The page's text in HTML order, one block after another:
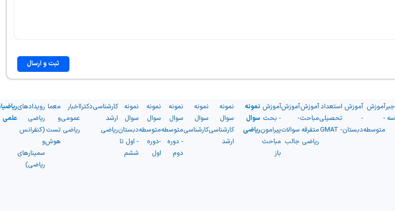
ثبت و ارسال
جبر
سه
آموزش
-
متوسطه
آموزش
-
دبستان
استعداد
تحصیلی
- GMAT
آموزش
مباحث
متفرقه
ریاضی
آموزش
-
سوالات
جالب
آموزش
- بحث
پیرامون
مباحث
باز
نمونه
سوال
ریاضی
نمونه
سوال
کارشناسی
ارشد
نمونه
سوال
کارشناسی
نمونه
سوال
متوسطه
- دوره
دوم
نمونه
سوال
متوسطه
-دوره
اول
نمونه
سوال
دبستان
- اول تا
ششم
کارشناسی
ارشد
ریاضی
دکترااخبار
عمومی
ریاضی
معما
و
تست
هوش
رویدادهای
ریاضی
(کنفرانس
و
سمینارهای
ریاضی)
علمی